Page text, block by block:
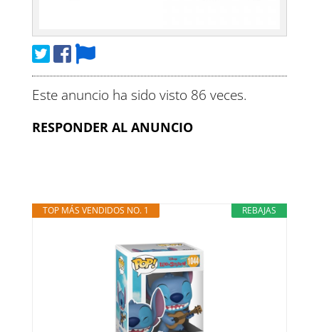
Este anuncio ha sido visto 86 veces.
RESPONDER AL ANUNCIO
REBAJAS
TOP MÁS VENDIDOS NO. 1